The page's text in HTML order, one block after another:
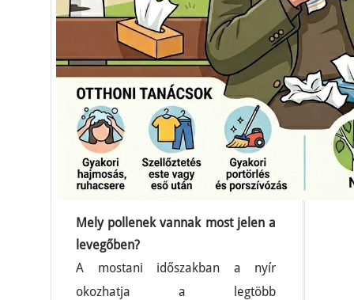
Mely pollenek vannak most jelen a
levegőben?
A mostani időszakban a nyír
okozhatja a legtöbb